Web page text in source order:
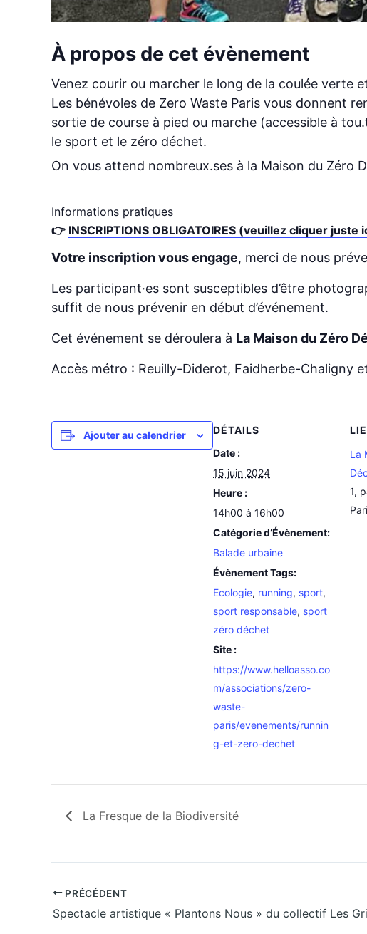
À propos de cet évènement
Venez courir ou marcher le long de la coulée verte
Les bénévoles de Zero Waste Paris vous donnent
sortie de course à pied ou marche (accessible à
le sport et le zéro déchet.
On vous attend nombreux.ses à la Maison du Zéro
Informations pratiques
👉 INSCRIPTIONS OBLIGATOIRES (veuillez cliquer juste
Votre inscription vous engage, merci de nous
Les participant·es sont susceptibles d’être
suffit de nous prévenir en début d’événement.
Cet événement se déroulera à La Maison du Zéro
Accès métro : Reuilly-Diderot, Faidherbe-Chaligny
Ajouter au calendrier
DÉTAILS
Date :
15 juin 2024
Heure :
14h00 à 16h00
Catégorie d’Évènement:
Balade urbaine
Évènement Tags:
Ecologie, running, sport,
sport responsable, sport
zéro déchet
Site :
https://www.helloasso.co
m/associations/zero-
waste-
paris/evenements/runnin
g-et-zero-dechet
La
1,
La Fresque de la Biodiversité
PRÉCÉDENT